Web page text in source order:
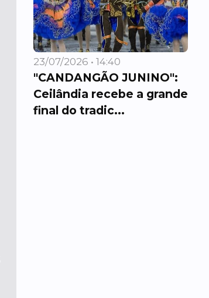
23/07/2026 • 14:40
"CANDANGÃO JUNINO":
Ceilândia recebe a grande
final do tradic...